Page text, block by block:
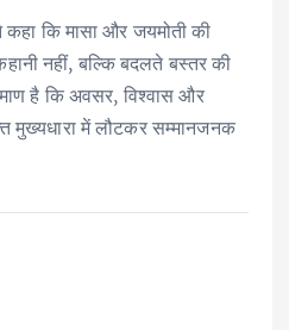
कहा कि मासा और जयमोती की
नहीं, बल्कि बदलते बस्तर की
है कि अवसर, विश्वास और
मुख्यधारा में लौटकर सम्मानजनक